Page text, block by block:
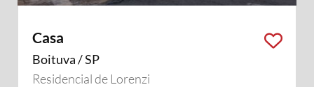
Casa
Boituva / SP
Residencial de Lorenzi